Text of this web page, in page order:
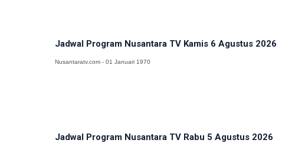
Jadwal Program Nusantara TV Kamis 6 Agustus 2026
Nusantaratv.com - 01 Januari 1970
Jadwal Program Nusantara TV Rabu 5 Agustus 2026